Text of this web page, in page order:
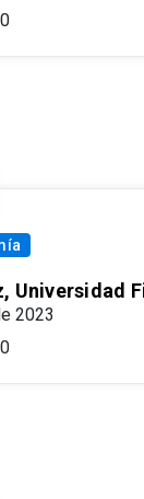
Universidad
2023